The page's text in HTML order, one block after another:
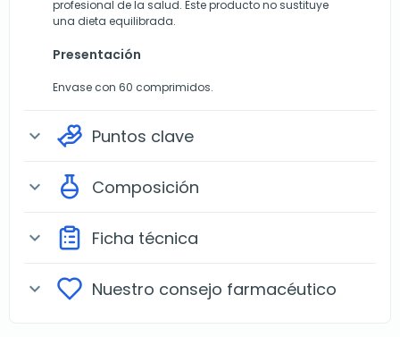
profesional de la salud. Este producto no sustituye
una dieta equilibrada.
Presentación
Envase con 60 comprimidos.
expand_more Puntos clave
expand_more Composición
expand_more Ficha técnica
expand_more Nuestro consejo farmacéutico